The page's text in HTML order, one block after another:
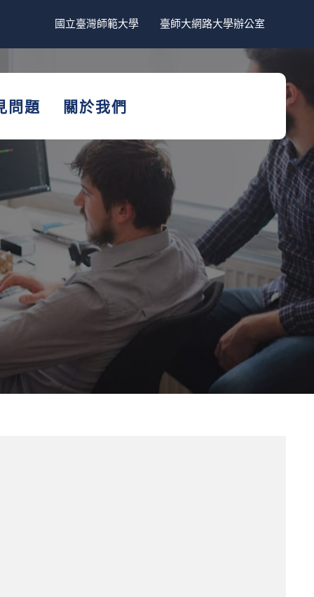
國立臺灣師範大學 臺師大網路大學辦公室
問題 關於我們